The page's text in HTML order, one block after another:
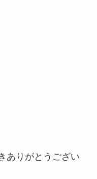
ありがとうござい